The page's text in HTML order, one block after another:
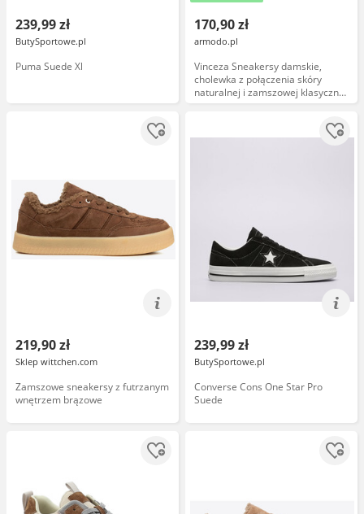
239,99 zł
ButySportowe.pl
Puma Suede Xl
170,90 zł
armodo.pl
Vinceza Sneakersy damskie,
cholewka z połączenia skóry
naturalnej i zamszowej klasyczne
wiązanie oraz praktyczny zamek
219,90 zł
Sklep wittchen.com
Zamszowe sneakersy z futrzanym
wnętrzem brązowe
239,99 zł
ButySportowe.pl
Converse Cons One Star Pro
Suede